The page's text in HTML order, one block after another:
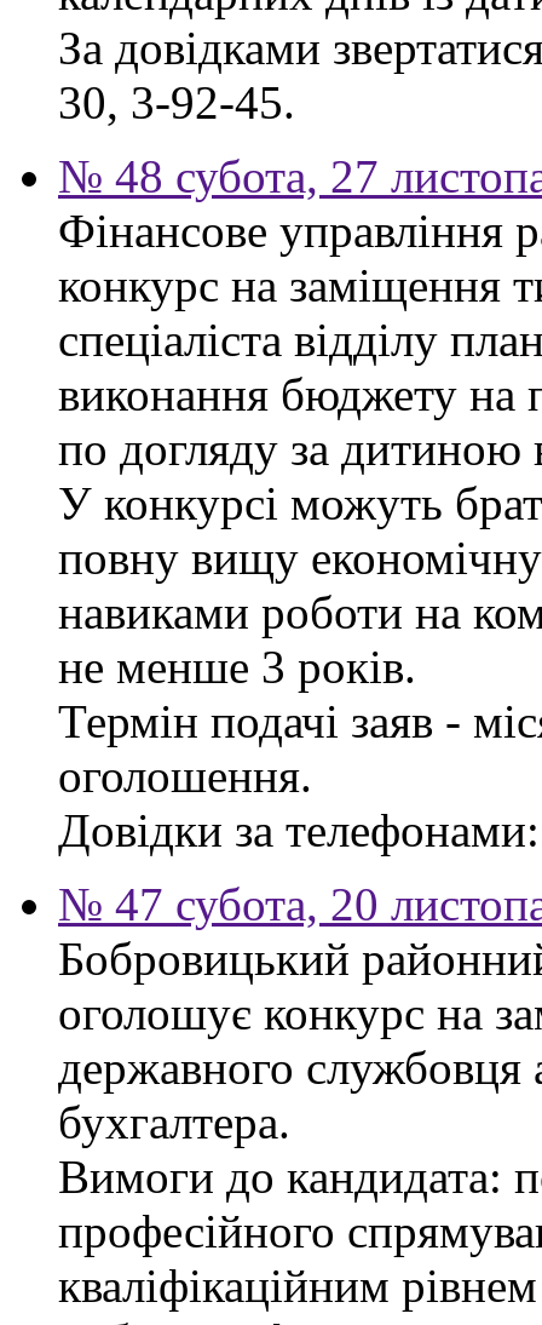
За довідками
30, 3-92-45.
№ 48 субота, 27
Фінансове управління
конкурс на заміщення
спеціаліста відділу
виконання бюджету на
по догляду за дитиною
У конкурсі можуть
повну вищу економічну
навиками роботи на
не менше 3 років.
Термін подачі заяв -
оголошення.
Довідки за
№ 47 субота, 20
Бобровицький районний
оголошує конкурс на
державного службовця
бухгалтера.
Вимоги до кандидата:
професійного
кваліфікаційним